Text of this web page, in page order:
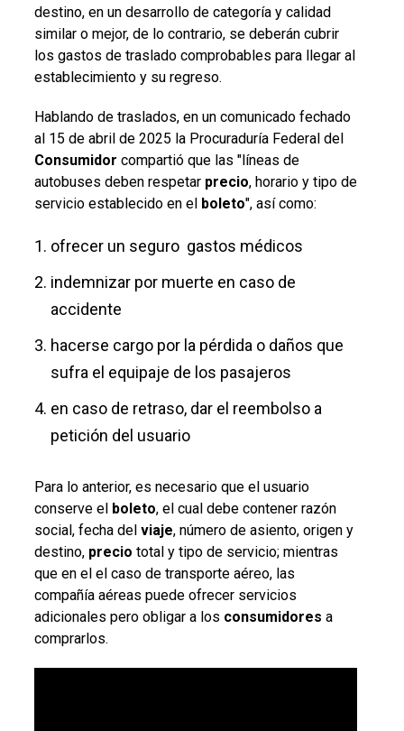
destino, en un desarrollo de categoría y calidad
similar o mejor, de lo contrario, se deberán cubrir
los gastos de traslado comprobables para llegar al
establecimiento y su regreso.
Hablando de traslados, en un comunicado fechado
al 15 de abril de 2025 la Procuraduría Federal del
Consumidor compartió que las "líneas de
autobuses deben respetar precio, horario y tipo de
servicio establecido en el boleto", así como:
ofrecer un seguro gastos médicos
indemnizar por muerte en caso de
accidente
hacerse cargo por la pérdida o daños que
sufra el equipaje de los pasajeros
en caso de retraso, dar el reembolso a
petición del usuario
Para lo anterior, es necesario que el usuario
conserve el boleto, el cual debe contener razón
social, fecha del viaje, número de asiento, origen y
destino, precio total y tipo de servicio; mientras
que en el el caso de transporte aéreo, las
compañía aéreas puede ofrecer servicios
adicionales pero obligar a los consumidores a
comprarlos.